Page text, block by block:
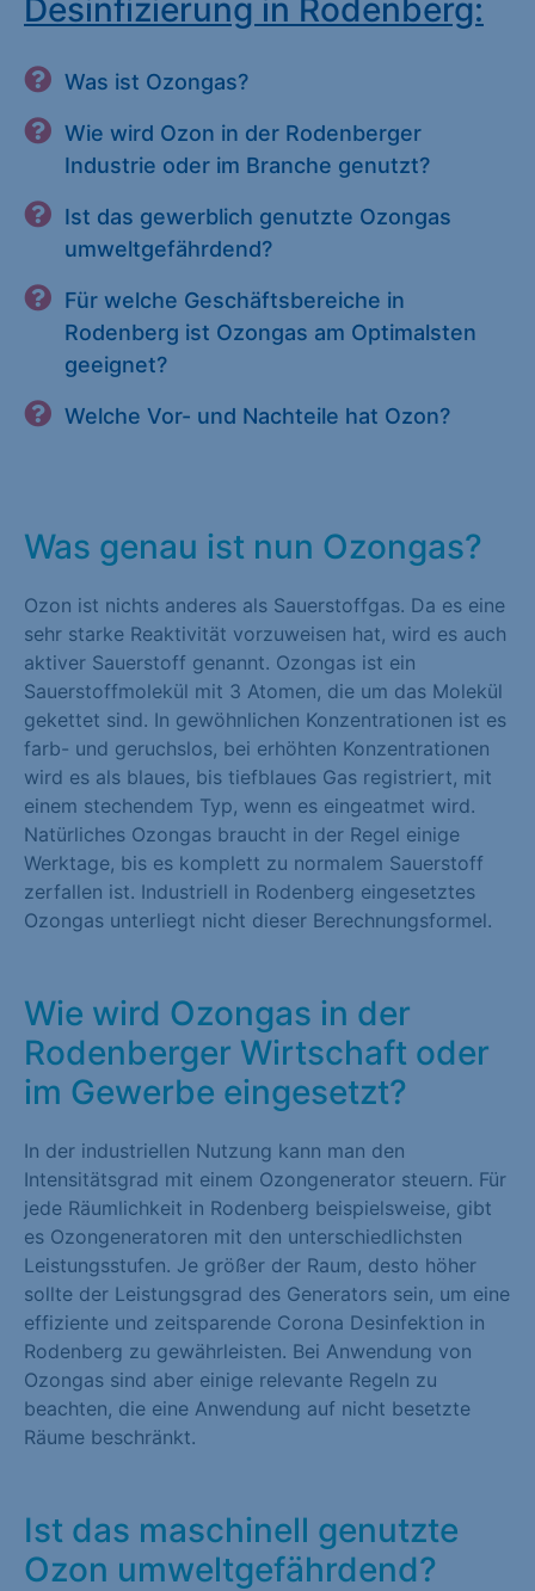
Desinfizierung in Rodenberg:
Was ist Ozongas?
Wie wird Ozon in der Rodenberger
Industrie oder im Branche genutzt?
Ist das gewerblich genutzte Ozongas
umweltgefährdend?
Für welche Geschäftsbereiche in
Rodenberg ist Ozongas am Optimalsten
geeignet?
Welche Vor- und Nachteile hat Ozon?
Was genau ist nun Ozongas?
Ozon ist nichts anderes als Sauerstoffgas. Da es eine
sehr starke Reaktivität vorzuweisen hat, wird es auch
aktiver Sauerstoff genannt. Ozongas ist ein
Sauerstoffmolekül mit 3 Atomen, die um das Molekül
gekettet sind. In gewöhnlichen Konzentrationen ist es
farb- und geruchslos, bei erhöhten Konzentrationen
wird es als blaues, bis tiefblaues Gas registriert, mit
einem stechendem Typ, wenn es eingeatmet wird.
Natürliches Ozongas braucht in der Regel einige
Werktage, bis es komplett zu normalem Sauerstoff
zerfallen ist. Industriell in Rodenberg eingesetztes
Ozongas unterliegt nicht dieser Berechnungsformel.
Wie wird Ozongas in der
Rodenberger Wirtschaft oder
im Gewerbe eingesetzt?
In der industriellen Nutzung kann man den
Intensitätsgrad mit einem Ozongenerator steuern. Für
jede Räumlichkeit in Rodenberg beispielsweise, gibt
es Ozongeneratoren mit den unterschiedlichsten
Leistungsstufen. Je größer der Raum, desto höher
sollte der Leistungsgrad des Generators sein, um eine
effiziente und zeitsparende Corona Desinfektion in
Rodenberg zu gewährleisten. Bei Anwendung von
Ozongas sind aber einige relevante Regeln zu
beachten, die eine Anwendung auf nicht besetzte
Räume beschränkt.
Ist das maschinell genutzte
Ozon umweltgefährdend?